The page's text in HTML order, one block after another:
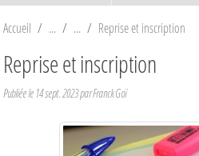
Accueil Reprise et inscription
Reprise et inscription
Publiée le 14 sept. 2023par Franck Goï